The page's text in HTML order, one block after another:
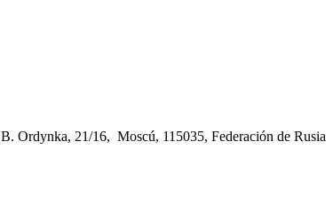
B. Ordynka, 21/16, Moscú, 115035, Federación de Rusia